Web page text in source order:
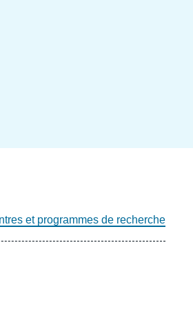
et programmes de recherche